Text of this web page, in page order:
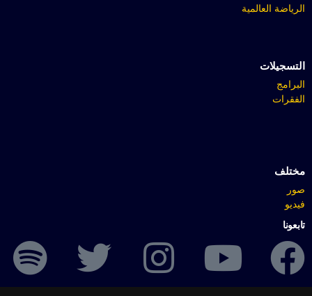
الرياضة العالمية
التسجيلات
البرامج
الفقرات
مختلف
صور
فيديو
تابعونا